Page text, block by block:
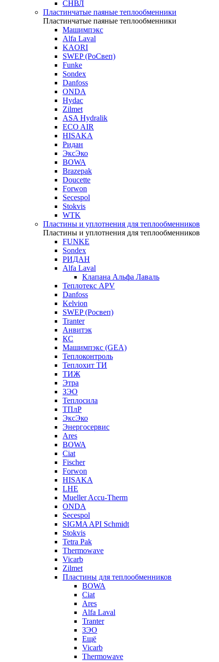
СНВЛ
Пластинчатые паяные теплообменники
Пластинчатые паяные теплообменники
Машимпэкс
Alfa Laval
KAORI
SWEP (РоСвеп)
Funke
Sondex
Danfoss
ONDA
Hydac
Zilmet
ASA Hydralik
ECO AIR
HISAKA
Ридан
ЭксЭко
BOWA
Brazepak
Doucette
Forwon
Secespol
Stokvis
WTK
Пластины и уплотнения для теплообменников
Пластины и уплотнения для теплообменников
FUNKE
Sondex
РИДАН
Alfa Laval
Клапана Альфа Лаваль
Теплотекс APV
Danfoss
Kelvion
SWEP (Росвеп)
Tranter
Анвитэк
КС
Машимпэкс (GEA)
Теплоконтроль
Теплохит ТИ
ТИЖ
Этра
ЗЭО
Теплосила
ТПлР
ЭксЭко
Энергосервис
Ares
BOWA
Ciat
Fischer
Forwon
HISAKA
LHE
Mueller Accu-Therm
ONDA
Secespol
SIGMA API Schmidt
Stokvis
Tetra Pak
Thermowave
Vicarb
Zilmet
Пластины для теплообменников
BOWA
Ciat
Ares
Alfa Laval
Tranter
ЗЭО
Ещё
Vicarb
Thermowave